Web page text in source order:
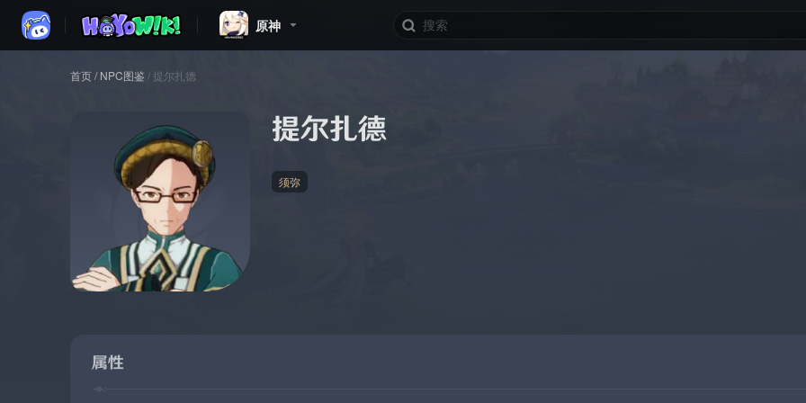
原神
首页/ NPC图鉴 / 提尔扎德
提尔扎德
须弥
属性